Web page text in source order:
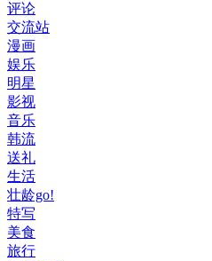
评论
交流站
漫画
娱乐
明星
影视
音乐
韩流
送礼
生活
壮龄go!
特写
美食
旅行